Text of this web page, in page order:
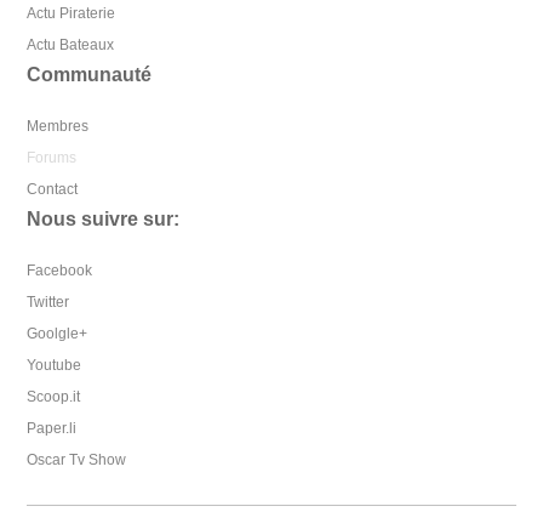
Actu Piraterie
Actu Bateaux
Communauté
Membres
Forums
Contact
Nous suivre sur:
Facebook
Twitter
Goolgle+
Youtube
Scoop.it
Paper.li
Oscar Tv Show